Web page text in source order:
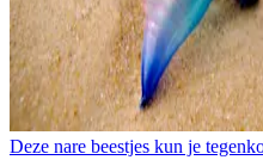
Deze nare beestjes kun je